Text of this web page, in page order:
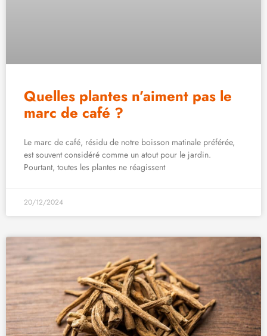
Quelles plantes n’aiment pas le
marc de café ?
Le marc de café, résidu de notre boisson matinale préférée,
est souvent considéré comme un atout pour le jardin.
Pourtant, toutes les plantes ne réagissent
20/12/2024